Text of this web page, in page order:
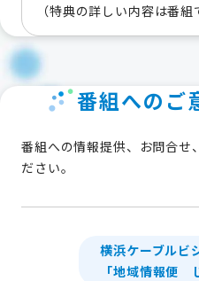
（特典の詳しい内容は番組
番組へのご
番組への情報提供、お問合せ
ださい。
横浜ケーブルビ
「地域情報便